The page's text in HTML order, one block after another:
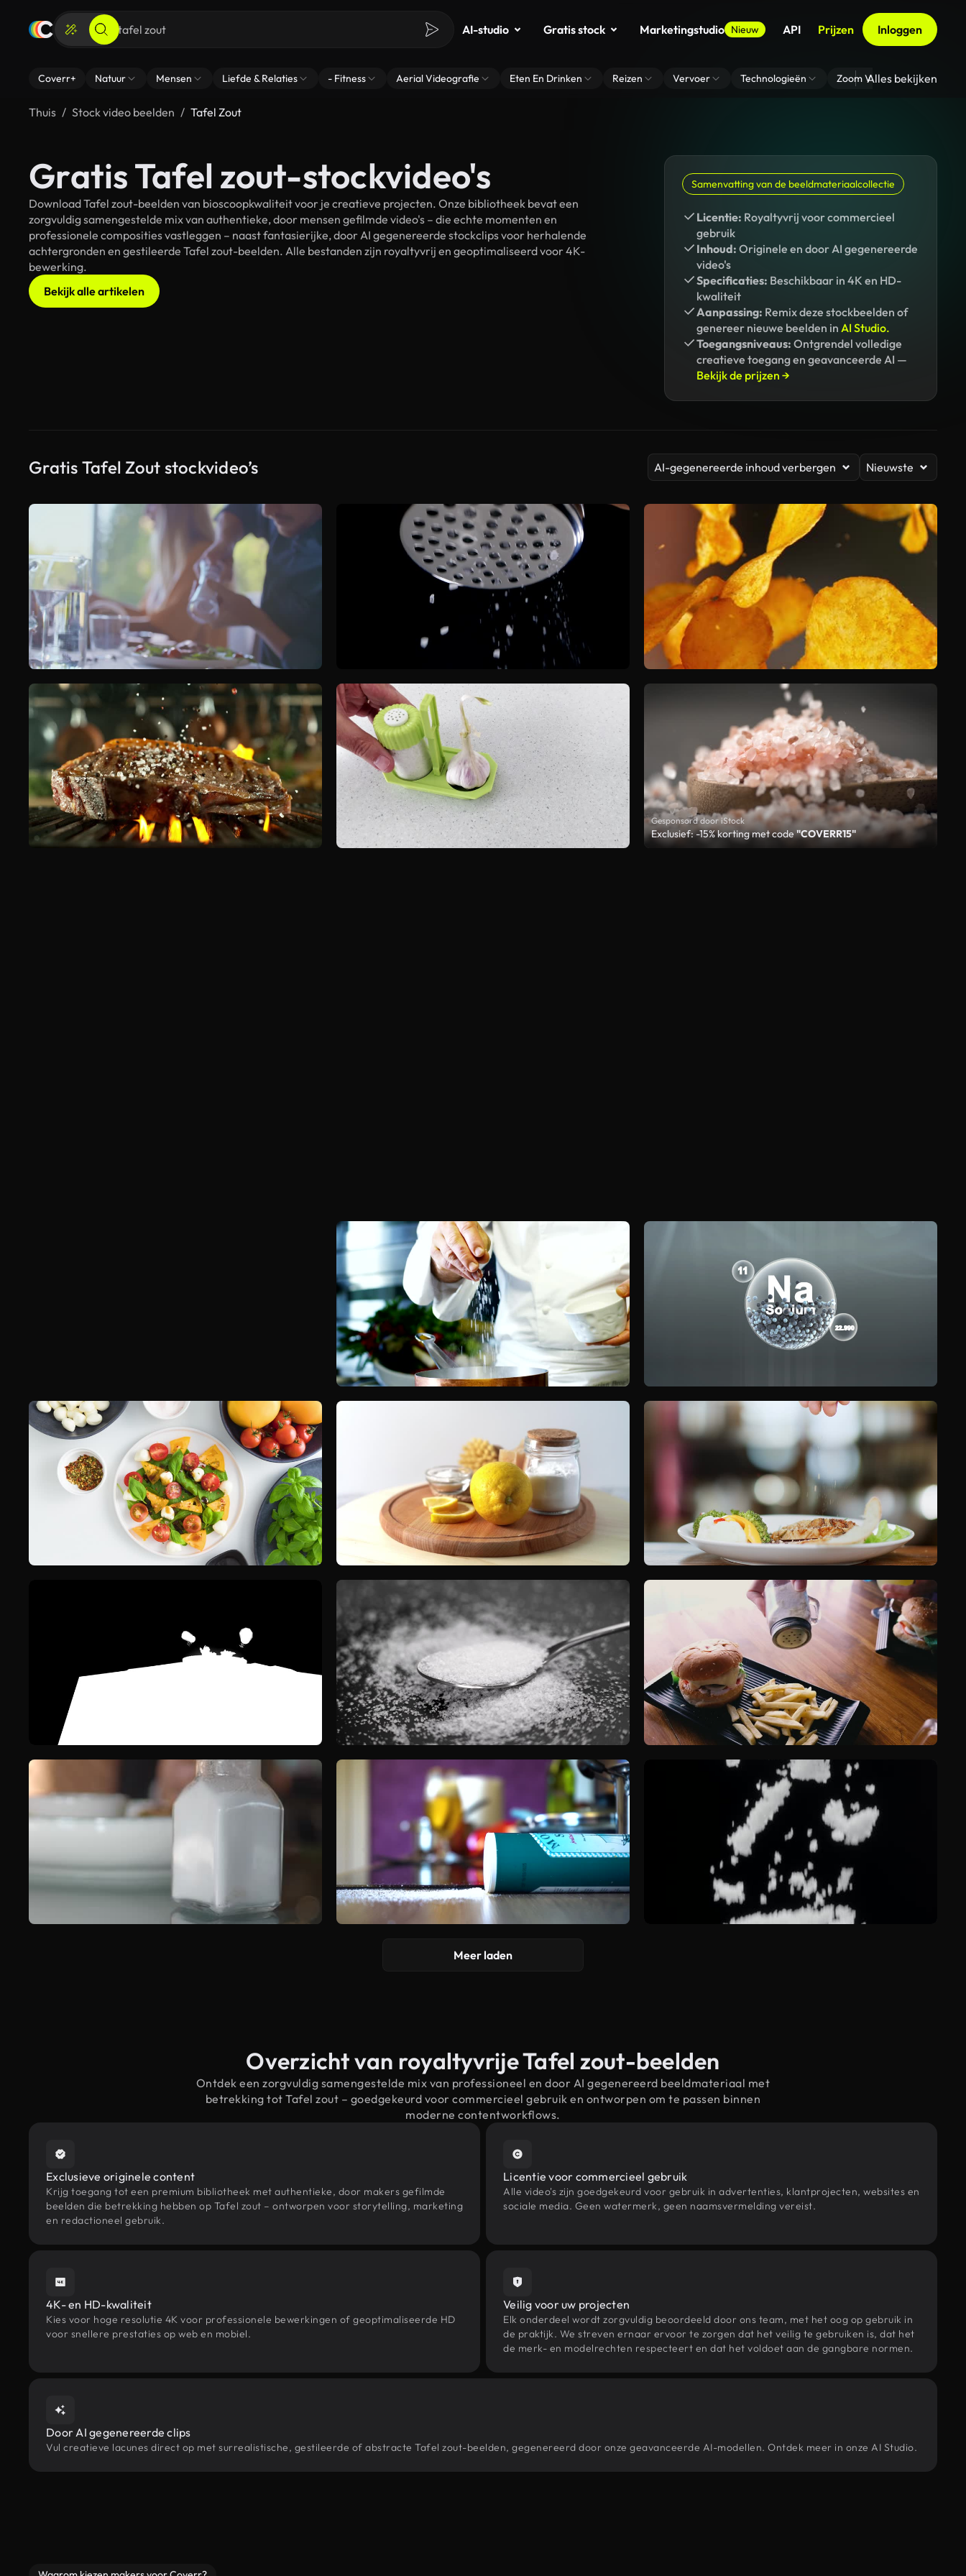
AI-studio Gratis stock Marketingstudio Nieuw API Prijzen Inloggen
Coverr+ Natuur Mensen Liefde & Relaties - Fitness Aerial Videografie Eten En Drinken Reizen Vervoer Technologieën Zoom Virtuele
Alles bekijken
Thuis Stock video beelden Tafel Zout
Gratis Tafel zout-stockvideo's
Download Tafel zout-beelden van bioscoopkwaliteit voor je creatieve projecten. Onze bibliotheek bevat een
zorgvuldig samengestelde mix van authentieke, door mensen gefilmde video's – die echte momenten en
professionele composities vastleggen – naast fantasierijke, door AI gegenereerde stockclips voor herhalende
achtergronden en gestileerde Tafel zout-beelden. Alle bestanden zijn royaltyvrij en geoptimaliseerd voor 4K-
bewerking.
Bekijk alle artikelen
Samenvatting van de beeldmateriaalcollectie
Licentie: Royaltyvrij voor commercieel
gebruik
Inhoud: Originele en door AI gegenereerde
video's
Specificaties: Beschikbaar in 4K en HD-
kwaliteit
Aanpassing: Remix deze stockbeelden of
genereer nieuwe beelden in AI Studio.
Toegangsniveaus: Ontgrendel volledige
creatieve toegang en geavanceerde AI —
Bekijk de prijzen →
Gratis Tafel Zout stockvideo’s AI-gegenereerde inhoud verbergen Nieuwste
Gesponsord door iStock
Exclusief: -15% korting met code"COVERR15"
Meer laden
Overzicht van royaltyvrije Tafel zout-beelden
Ontdek een zorgvuldig samengestelde mix van professioneel en door AI gegenereerd beeldmateriaal met
betrekking tot Tafel zout – goedgekeurd voor commercieel gebruik en ontworpen om te passen binnen
moderne contentworkflows.
Exclusieve originele content
Krijg toegang tot een premium bibliotheek met authentieke, door makers gefilmde
beelden die betrekking hebben op Tafel zout – ontworpen voor storytelling, marketing
en redactioneel gebruik.
Licentie voor commercieel gebruik
Alle video's zijn goedgekeurd voor gebruik in advertenties, klantprojecten, websites en
sociale media. Geen watermerk, geen naamsvermelding vereist.
4K- en HD-kwaliteit
Kies voor hoge resolutie 4K voor professionele bewerkingen of geoptimaliseerde HD
voor snellere prestaties op web en mobiel.
Veilig voor uw projecten
Elk onderdeel wordt zorgvuldig beoordeeld door ons team, met het oog op gebruik in
de praktijk. We streven ernaar ervoor te zorgen dat het veilig te gebruiken is, dat het
de merk- en modelrechten respecteert en dat het voldoet aan de gangbare normen.
Door AI gegenereerde clips
Vul creatieve lacunes direct op met surrealistische, gestileerde of abstracte Tafel zout-beelden, gegenereerd door onze geavanceerde AI-modellen. Ontdek meer in onze AI Studio.